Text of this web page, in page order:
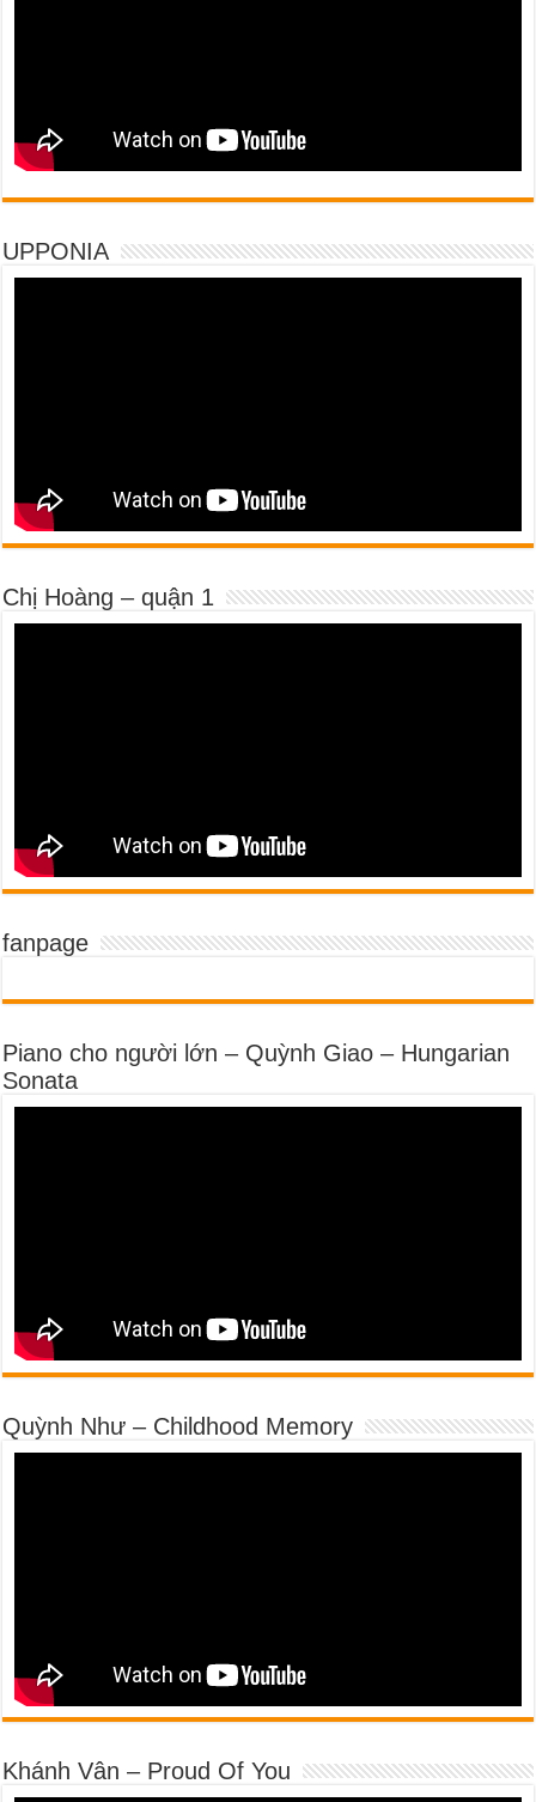
UPPONIA
Chị Hoàng – quận 1
fanpage
Piano cho người lớn – Quỳnh Giao – Hungarian
Sonata
Quỳnh Như – Childhood Memory
Khánh Vân – Proud Of You